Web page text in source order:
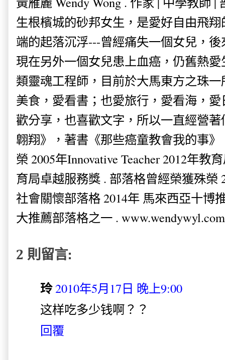
生根檳城的砂邦女生，是愛好自由飛
端的起落沉浮---曾經痛失一個女兒，
現在另外一個女兒患上血癌，仍舊熱
類靈魂工程師，目前於大馬東方之珠
美食，愛看書；也愛旅行，愛看海，
歡分享，也喜歡文字，所以一直經營
翺翔》，著書《那些癌童教會我的事
榮 2005年Innovative Teacher 2012年教
育局卓越服務獎 . 部落格曾經榮獲殊榮
社會關懷部落格 2014年 馬來西亞十博
大推薦部落格之一 . www.wendywyl.com
2 則留言:
玲2010年5月17日 晚上9:00
这样吃多少钱啊？？
回覆